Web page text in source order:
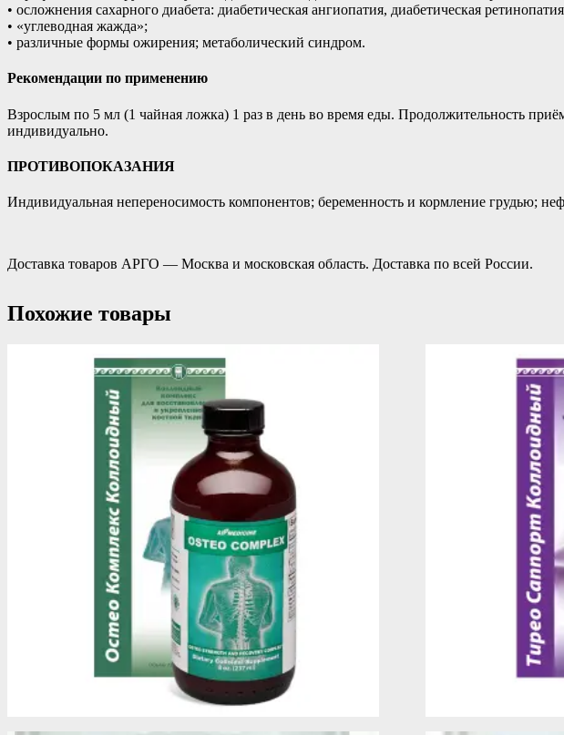
• осложнения сахарного диабета: диабетическая ангиопатия, диабетическая
• «углеводная жажда»;
• различные формы ожирения; метаболический синдром.
Рекомендации по применению
Взрослым по 5 мл (1 чайная ложка) 1 раз в день во время еды. Продолжительность
индивидуально.
ПРОТИВОПОКАЗАНИЯ
Индивидуальная непереносимость компонентов; беременность и кормление грудью;
Доставка товаров АРГО — Москва и московская область. Доставка по всей России.
Похожие товары